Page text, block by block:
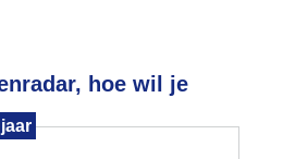
hoe wil je
Lees meer.
Weerzine